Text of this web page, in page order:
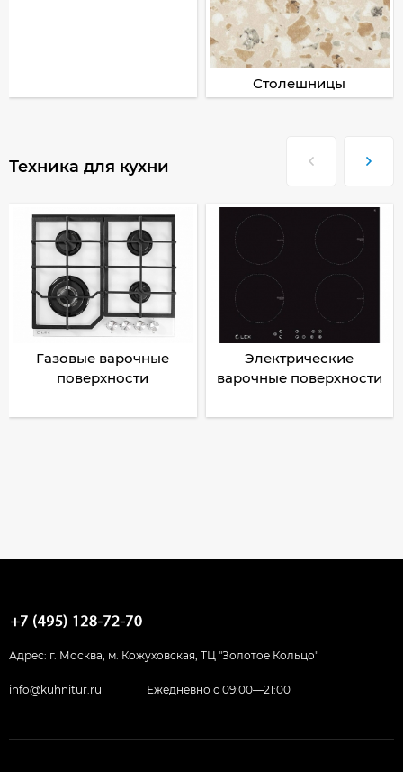
Столешницы
Техника для кухни
Газовые варочные
поверхности
Электрические
варочные поверхности
Адрес: г. Москва, м. Кожуховская, ТЦ "Золотое Кольцо"
info@kuhnitur.ru Ежедневно с 09:00—21:00